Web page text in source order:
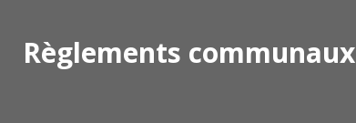
Règlements communaux